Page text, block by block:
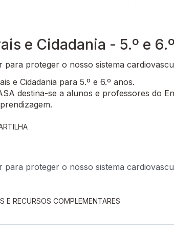
e Cidadania - 5.º e
para proteger o nosso sistema
e Cidadania para 5.º e 6.º anos.
destina-se a alunos e professores do
para proteger o nosso sistema
E RECURSOS COMPLEMENTARES